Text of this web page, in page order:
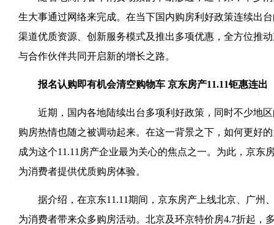
生大事通过网络来完成。在当下国内购房利好政策连续出
渠道优质资源、创新服务模式及推出多项优惠，全方位推
与合作伙伴共同开启新的增长之路。
报名认购即有机会清空购物车 京东房产11.11钜惠连出
近期，国内各地陆续出台多项利好政策，同时不少地区
购房热情也随之被调动起来。在这一背景之下，如何更好
成为这个11.11房产企业最为关心的焦点之一。为此，京东
为消费者提供优质购房体验。
据介绍，在京东11.11期间，京东房产上线北京、广州
为消费者带来众多购房活动。北京及环京特价房4.7折起，